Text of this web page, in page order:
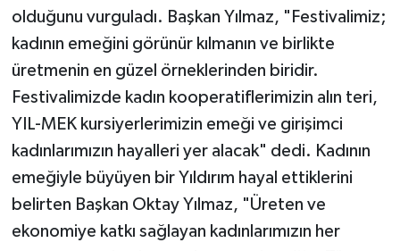
olduğunu vurguladı. Başkan Yılmaz, "Festivalimiz;
kadının emeğini görünür kılmanın ve birlikte
üretmenin en güzel örneklerinden biridir.
Festivalimizde kadın kooperatiflerimizin alın teri,
YIL-MEK kursiyerlerimizin emeği ve girişimci
kadınlarımızın hayalleri yer alacak" dedi. Kadının
emeğiyle büyüyen bir Yıldırım hayal ettiklerini
belirten Başkan Oktay Yılmaz, "Üreten ve
ekonomiye katkı sağlayan kadınlarımızın her